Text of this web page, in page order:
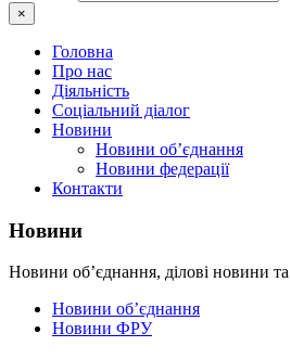
×
Головна
Про нас
Діяльність
Соціальний діалог
Новини
Новини об’єднання
Новини федерації
Контакти
Новини
Новини об’єднання, ділові новини та
Новини об’єднання
Новини ФРУ